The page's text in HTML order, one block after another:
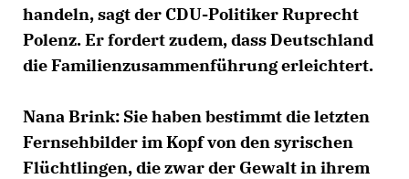
handeln, sagt der CDU-Politiker Ruprecht
Polenz. Er fordert zudem, dass Deutschland
die Familienzusammenführung erleichtert.
Nana Brink: Sie haben bestimmt die letzten
Fernsehbilder im Kopf von den syrischen
Flüchtlingen, die zwar der Gewalt in ihrem